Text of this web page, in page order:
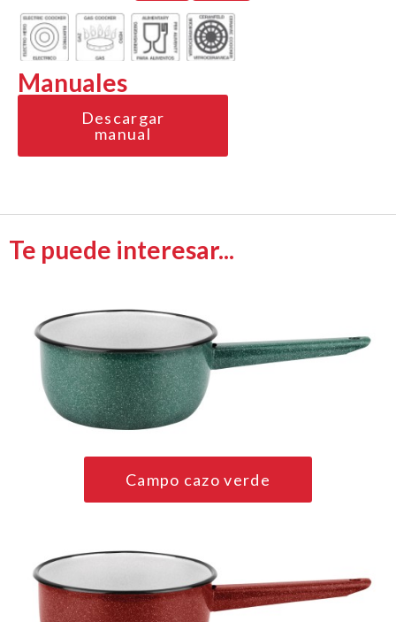
Manuales
Descargar
manual
Te puede interesar...
Campo cazo verde